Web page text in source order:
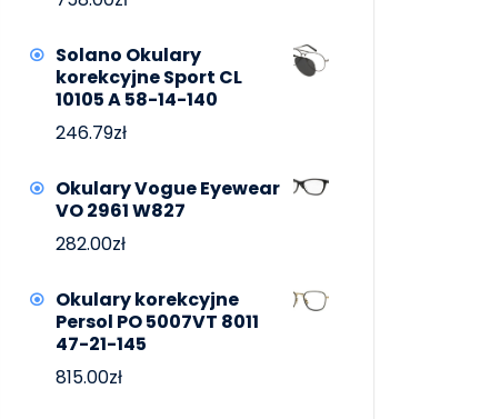
Solano Okulary
korekcyjne Sport CL
10105 A 58-14-140
246.79zł
Okulary Vogue Eyewear
VO 2961 W827
282.00zł
Okulary korekcyjne
Persol PO 5007VT 8011
47-21-145
815.00zł